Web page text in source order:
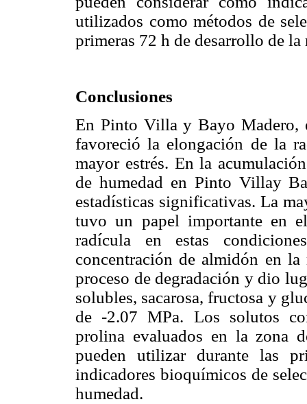
utilizados como métodos de
primeras 72 h de desarrollo de la
Conclusiones
En Pinto Villa y Bayo Madero,
favoreció la elongación de la
mayor estrés. En la
de humedad en Pinto Villay
estadísticas significativas. La
tuvo un papel importante en
radícula en estas
concentración de almidón en
proceso de degradación y dio
solubles, sacarosa, fructosa y
de -2.07 MPa. Los solutos
prolina evaluados en la zona
pueden utilizar durante las
indicadores bioquímicos de
humedad.